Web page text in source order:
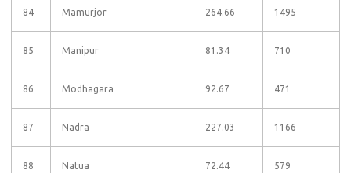
84 Mamurjor 264.66 1495
85 Manipur 81.34 710
86 Modhagara 92.67 471
87 Nadra 227.03 1166
88 Natua 72.44 579